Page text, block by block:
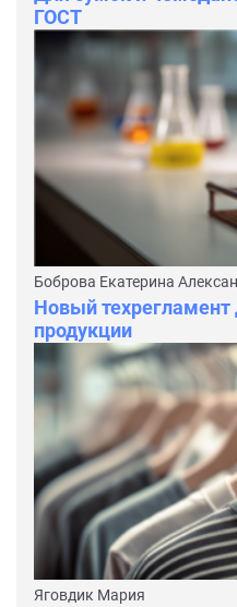
ГОСТ
Боброва Екатерина
Новый техрегламент
продукции
Яговдик Мария